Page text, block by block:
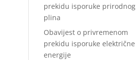
prekidu isporuke prirodnog
plina
Obavijest o privremenom
prekidu isporuke električne
energije